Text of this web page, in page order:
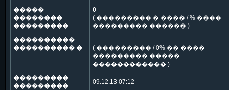
�����
��������
���������
0
( ��������� � ���� / % ����
��������� ������ )
����������
���������� �
( ��������� / 0% �� ����
��������� �����
������������ )
���������
���������
09.12.13 07:12